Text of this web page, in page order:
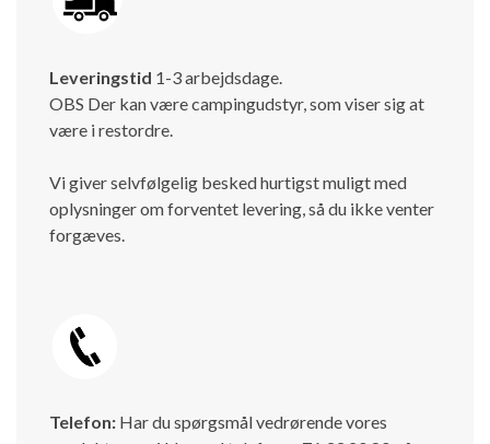
Leveringstid 1-3 arbejdsdage.
OBS Der kan være campingudstyr, som viser sig at
være i restordre.
Vi giver selvfølgelig besked hurtigst muligt med
oplysninger om forventet levering, så du ikke venter
forgæves.
Telefon: Har du spørgsmål vedrørende vores